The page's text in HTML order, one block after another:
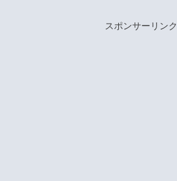
スポンサーリンク